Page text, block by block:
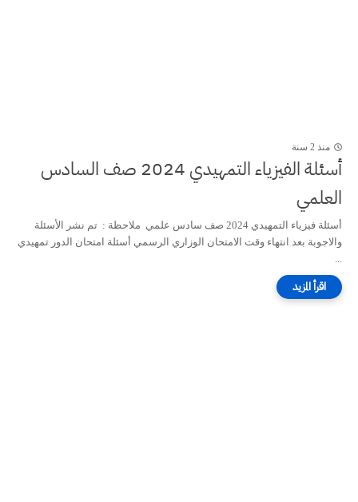
منذ 2 سنة
أسئلة الفيزياء التمهيدي 2024 صف السادس
العلمي
أسئلة فيزياء التمهيدي 2024 صف سادس علمي ملاحظة : تم نشر الأسئلة
والاجوبة بعد انتهاء وقت الامتحان الوزاري الرسمي أسئلة امتحان الدور تمهيدي
...